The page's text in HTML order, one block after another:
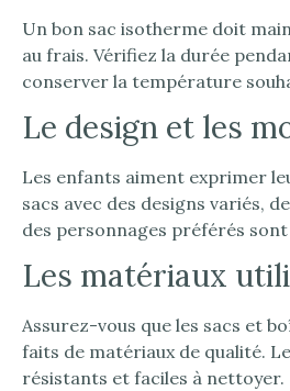
Un bon sac isotherme doit
au frais. Vérifiez la durée
conserver la température
Le design et les
Les enfants aiment exprimer
sacs avec des designs variés,
des personnages préférés
Les matériaux
Assurez-vous que les sacs et
faits de matériaux de qualité.
résistants et faciles à nettoyer.